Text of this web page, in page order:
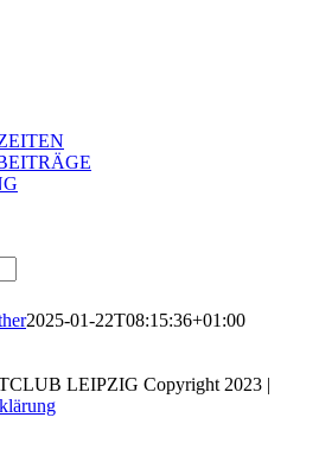
2025-01-22T08:15:36+01:00
LEIPZIG Copyright 2023 |